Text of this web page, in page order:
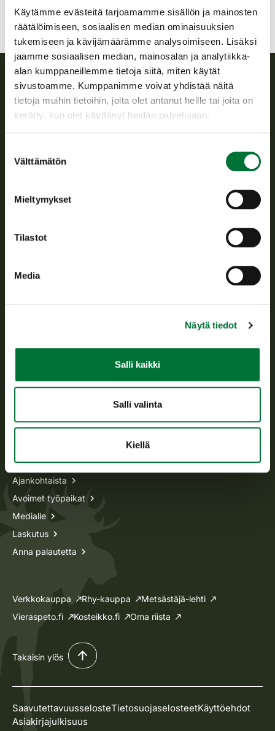
Käytämme evästeitä tarjoamamme sisällön ja mainosten
räätälöimiseen, sosiaalisen median ominaisuuksien
tukemiseen ja kävijämäärämme analysoimiseen. Lisäksi
jaamme sosiaalisen median, mainosalan ja analytiikka-
alan kumppaneillemme tietoja siitä, miten käytät
sivustoamme. Kumppanimme voivat yhdistää näitä
tietoja muihin tietoihin, joita olet antanut heille tai joita on
kerätty, kun olet käyttänyt heidän palvelujaan.
valinta
Välttämätön
Mieltymykset
Tilastot
Media
Näytä tiedot
Salli kaikki
Salli valinta
Kiellä
Suomen riistakeskus
toimeenpanosta sekä vastaa sille säädetyistä julkisista
hallintotehtävistä.
asiakaspalvelu@riista.fi
Usein kysytyt kysymykset
Metsästyskortti-asiat
Ajankohtaista
Avoimet työpaikat
Medialle
Laskutus
Anna palautetta
Verkkokauppa Rhy-kauppa
Metsästäjä-lehti
Vieraspeto.fi
Kosteikko.fi Oma riista
Takaisin ylös
SaavutettavuusselosteTietosuojaselosteetKäyttöehdot
Asiakirjajulkisuus